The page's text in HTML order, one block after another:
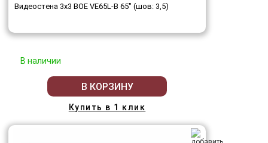
Видеостена 3x3 BOE VE65L-B 65" (шов: 3,5)
В наличии
В КОРЗИНУ
Купить в 1 клик